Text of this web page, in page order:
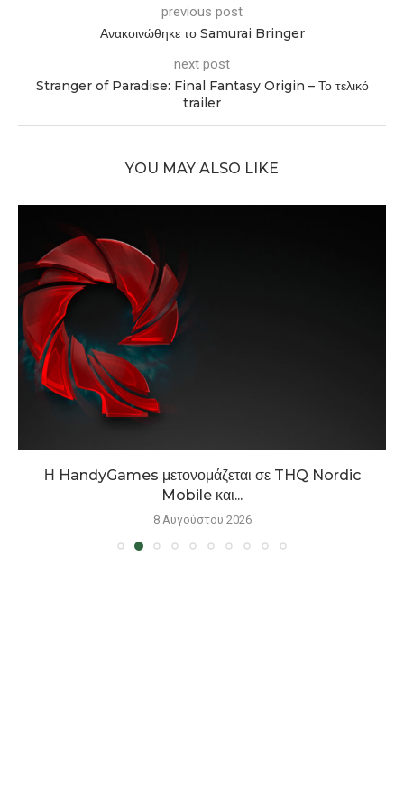
previous post
Ανακοινώθηκε το Samurai Bringer
next post
Stranger of Paradise: Final Fantasy Origin – Το τελικό
trailer
YOU MAY ALSO LIKE
Η HandyGames μετονομάζεται σε THQ Nordic
Mobile και...
8 Αυγούστου 2026